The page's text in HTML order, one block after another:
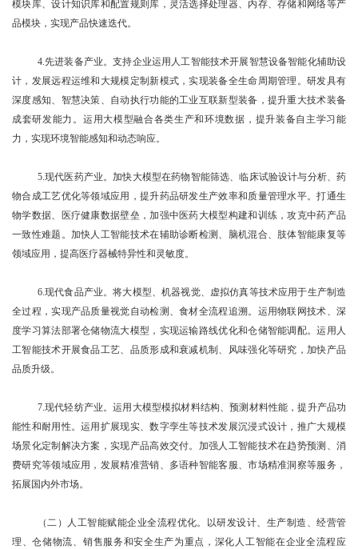
模块库、设计知识库和配置规则库，灵活选择处理器、内存、存储和网络等产
品模块，实现产品快速迭代。
4.先进装备产业。支持企业运用人工智能技术开展智慧设备智能化辅助设
计，发展远程运维和大规模定制新模式，实现装备全生命周期管理。研发具有
深度感知、智慧决策、自动执行功能的工业互联新型装备，提升重大技术装备
成套研发能力。运用大模型融合各类生产和环境数据，提升装备自主学习能
力，实现环境智能感知和动态响应。
5.现代医药产业。加快大模型在药物智能筛选、临床试验设计与分析、药
物合成工艺优化等领域应用，提升药品研发生产效率和质量管理水平。打通生
物学数据、医疗健康数据壁垒，加强中医药大模型构建和训练，攻克中药产品
一致性难题。加快人工智能技术在辅助诊断检测、脑机混合、肢体智能康复等
领域应用，提高医疗器械特异性和灵敏度。
6.现代食品产业。将大模型、机器视觉、虚拟仿真等技术应用于生产制造
全过程，实现产品质量视觉自动检测、食材全流程追溯。运用物联网技术、深
度学习算法部署仓储物流大模型，实现运输路线优化和仓储智能调配。运用人
工智能技术开展食品工艺、品质形成和衰减机制、风味强化等研究，加快产品
品质升级。
7.现代轻纺产业。运用大模型模拟材料结构、预测材料性能，提升产品功
能性和耐用性。运用扩展现实、数字孪生等技术发展沉浸式设计，推广大规模
场景化定制解决方案，实现产品高效交付。加强人工智能技术在趋势预测、消
费研究等领域应用，发展精准营销、多语种智能客服、市场精准洞察等服务，
拓展国内外市场。
（二）人工智能赋能企业全流程优化。以研发设计、生产制造、经营管
理、仓储物流、销售服务和安全生产为重点，深化人工智能在企业全流程应